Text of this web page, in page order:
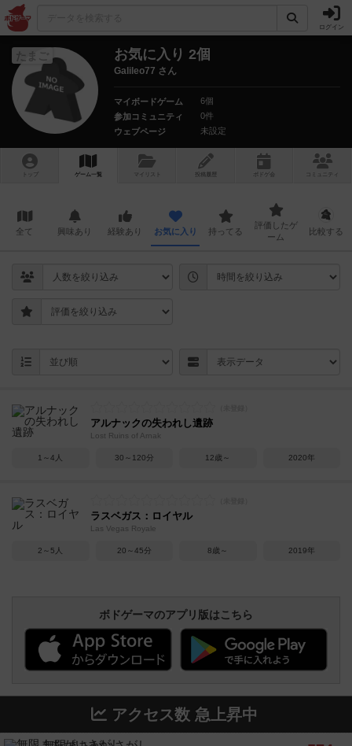
ログイン
たまご お気に入り 2個
Galileo77 さん
マイボードゲーム
6個
参加コミュニティ
0件
ウェブページ
未設定
トップ ゲーム一覧 マイリスト 投稿履歴 ボ ドゲ コミュニティ
全て 興味あり 経験あり お気に入り 持ってる
評価したゲ
ーム
比較する
アルナックの失われし遺跡
Lost Ruins of Arnak
1～4人 30～120分 12歳～ 2020年
ラスベガス：ロイヤル
Las Vegas Royale
2～5人 20～45分 8歳～ 2019年
ボドゲーマのアプリ版はこちら
アクセス数 急上昇中